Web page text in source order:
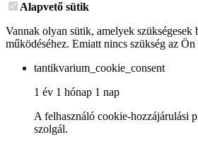
Alapvető sütik
Vannak olyan sütik, amelyek
működéséhez. Emiatt nincs szükség az Ön
tantikvarium_cookie_consent
1 év 1 hónap 1 nap
A felhasználó cookie-hozzájárulási
szolgál.